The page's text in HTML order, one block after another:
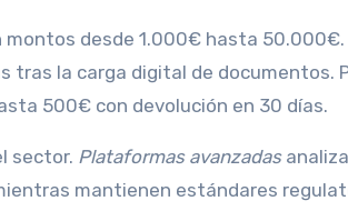
desde 1.000€ hasta 50.000€.
tras la carga digital de documentos.
500€ con devolución en 30 días.
sector. Plataformas avanzadas
mantienen estándares